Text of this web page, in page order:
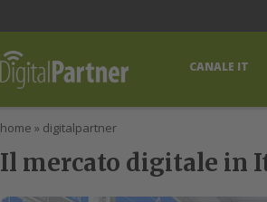
CANALE IT
home » digitalpartner
Il mercato digitale in